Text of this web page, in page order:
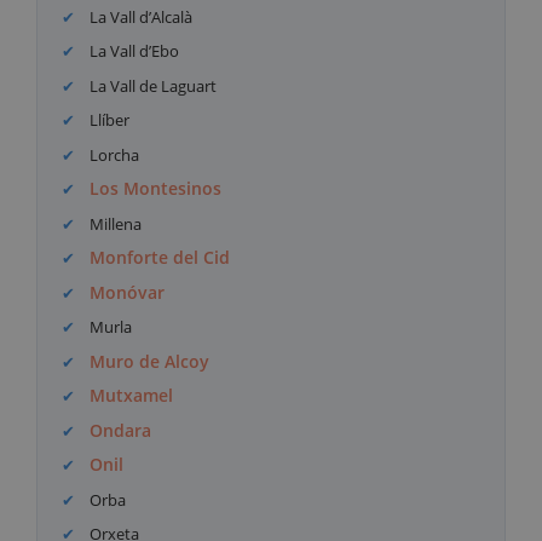
La Vall d’Alcalà
La Vall d’Ebo
La Vall de Laguart
Llíber
Lorcha
Los Montesinos
Millena
Monforte del Cid
Monóvar
Murla
Muro de Alcoy
Mutxamel
Ondara
Onil
Orba
Orxeta